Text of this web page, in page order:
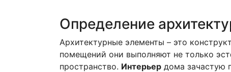
Определение
Архитектурные элементы – это
помещений они выполняют не только
пространство. Интерьер дома зачастую